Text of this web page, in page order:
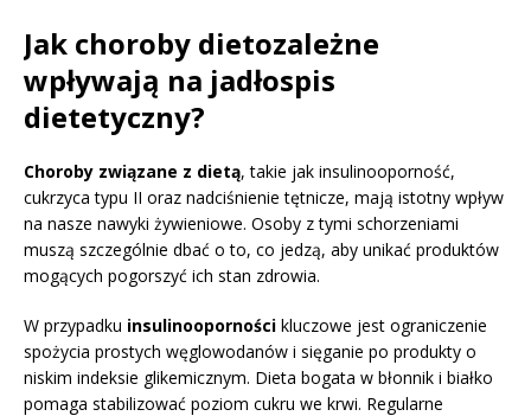
Jak choroby dietozależne
wpływają na jadłospis
dietetyczny?
Choroby związane z dietą, takie jak insulinooporność,
cukrzyca typu II oraz nadciśnienie tętnicze, mają istotny wpływ
na nasze nawyki żywieniowe. Osoby z tymi schorzeniami
muszą szczególnie dbać o to, co jedzą, aby unikać produktów
mogących pogorszyć ich stan zdrowia.
W przypadku insulinooporności kluczowe jest ograniczenie
spożycia prostych węglowodanów i sięganie po produkty o
niskim indeksie glikemicznym. Dieta bogata w błonnik i białko
pomaga stabilizować poziom cukru we krwi. Regularne